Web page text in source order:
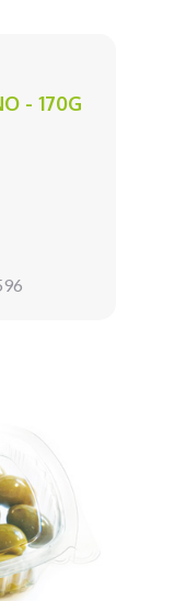
- 170G